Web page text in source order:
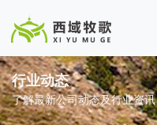
行业动态
了解最新公司动态及行业资讯